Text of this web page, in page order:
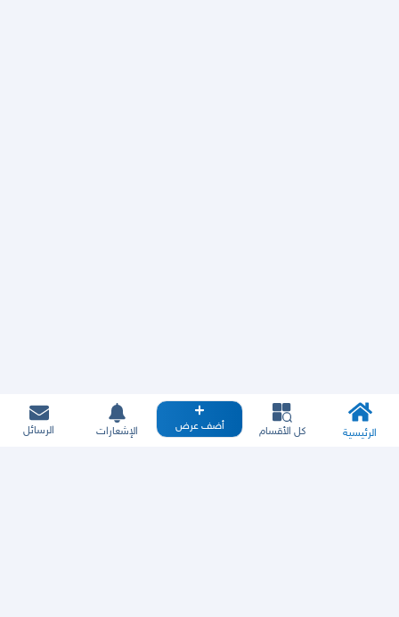
الرئيسية كل الأقسام أضف عرض الإشعارات الرسائل